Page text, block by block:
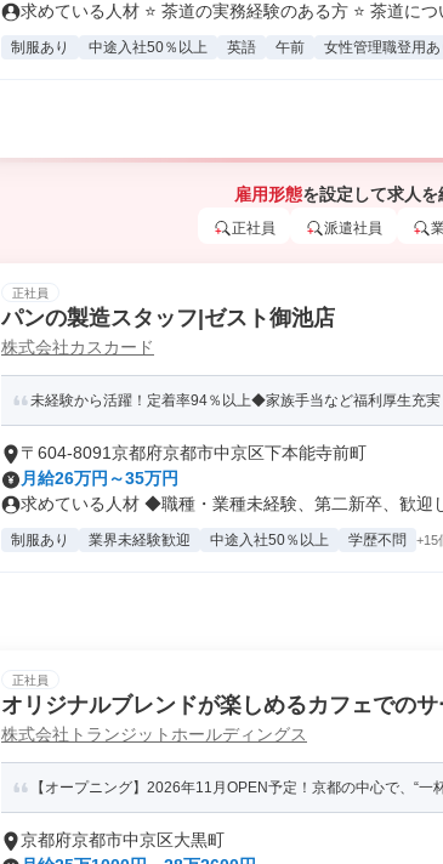
求めている人材 ⭐ 茶道の実務経験のある方 ⭐ 茶道につ
制服あり 中途入社50％以上 英語 午前 女性管理職登用あ
雇用形態を設定して求人を
正社員 派遣社員
正社員
パンの製造スタッフ|ゼスト御池店
株式会社カスカード
未経験から活躍！定着率94％以上◆家族手当など福利厚生充実
〒604-8091京都府京都市中京区下本能寺前町
月給26万円～35万円
求めている人材 ◆職種・業種未経験、第二新卒、歓迎
制服あり 業界未経験歓迎 中途入社50％以上 学歴不問 +15
正社員
オリジナルブレンドが楽しめるカフェでの
株式会社トランジットホールディングス
【オープニング】2026年11月OPEN予定！京都の中心で、“一
京都府京都市中京区大黒町